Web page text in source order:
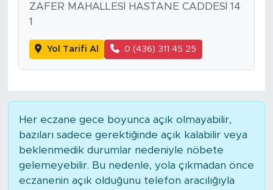
ZAFER MAHALLESİ HASTANE CADDESİ 14
1
Yol Tarifi Al 0 (436) 311 45 25
Her eczane gece boyunca açık olmayabilir,
bazıları sadece gerektiğinde açık kalabilir veya
beklenmedik durumlar nedeniyle nöbete
gelemeyebilir. Bu nedenle, yola çıkmadan önce
eczanenin açık olduğunu telefon aracılığıyla
Eğitim
Hava Durumu
Tavz Der
Bingöl Kaza Haberleri